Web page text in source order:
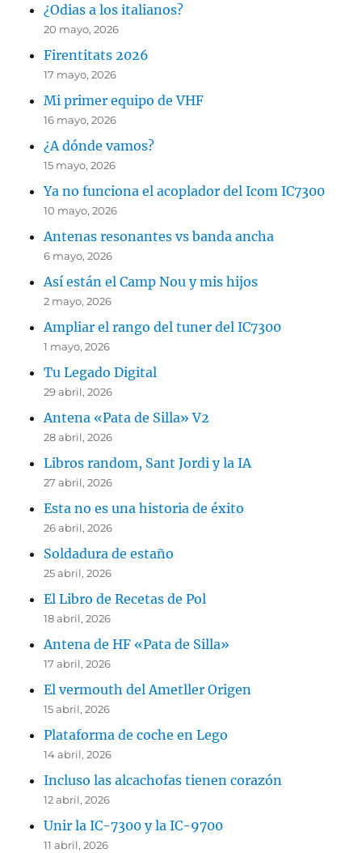
¿Odias a los italianos?
20 mayo, 2026
Firentitats 2026
17 mayo, 2026
Mi primer equipo de VHF
16 mayo, 2026
¿A dónde vamos?
15 mayo, 2026
Ya no funciona el acoplador del Icom IC7300
10 mayo, 2026
Antenas resonantes vs banda ancha
6 mayo, 2026
Así están el Camp Nou y mis hijos
2 mayo, 2026
Ampliar el rango del tuner del IC7300
1 mayo, 2026
Tu Legado Digital
29 abril, 2026
Antena «Pata de Silla» V2
28 abril, 2026
Libros random, Sant Jordi y la IA
27 abril, 2026
Esta no es una historia de éxito
26 abril, 2026
Soldadura de estaño
25 abril, 2026
El Libro de Recetas de Pol
18 abril, 2026
Antena de HF «Pata de Silla»
17 abril, 2026
El vermouth del Ametller Origen
15 abril, 2026
Plataforma de coche en Lego
14 abril, 2026
Incluso las alcachofas tienen corazón
12 abril, 2026
Unir la IC-7300 y la IC-9700
11 abril, 2026